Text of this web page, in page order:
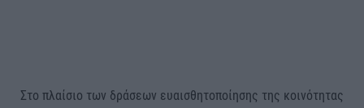
Στο πλαίσιο των δράσεων ευαισθητοποίησης της κοινότητας